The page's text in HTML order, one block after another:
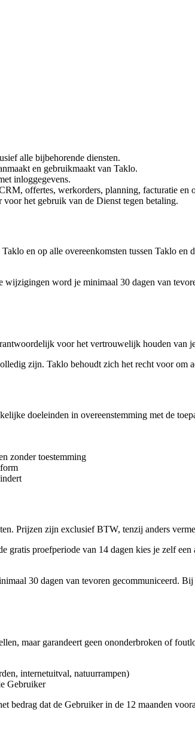
alle bijbehorende diensten.
en gebruikmaakt van Taklo.
inloggegevens.
offertes, werkorders, planning, facturatie en
het gebruik van de Dienst tegen betaling.
en op alle overeenkomsten tussen Taklo
word je minimaal 30 dagen van
voor het vertrouwelijk houden
zijn. Taklo behoudt zich het recht voor
doeleinden in overeenstemming met de
zonder toestemming
Prijzen zijn exclusief BTW, tenzij anders
proefperiode van 14 dagen kies je zelf
30 dagen van tevoren gecommuniceerd.
maar garandeert geen ononderbroken of
internetuitval, natuurrampen)
Gebruiker
dat de Gebruiker in de 12 maanden